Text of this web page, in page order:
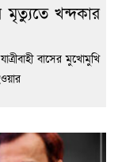
খন্দকার
বাসের মুখোমুখি